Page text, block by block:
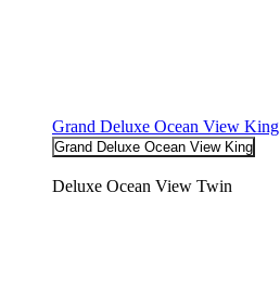
Grand Deluxe Ocean View King
Grand Deluxe Ocean View King
Deluxe Ocean View Twin